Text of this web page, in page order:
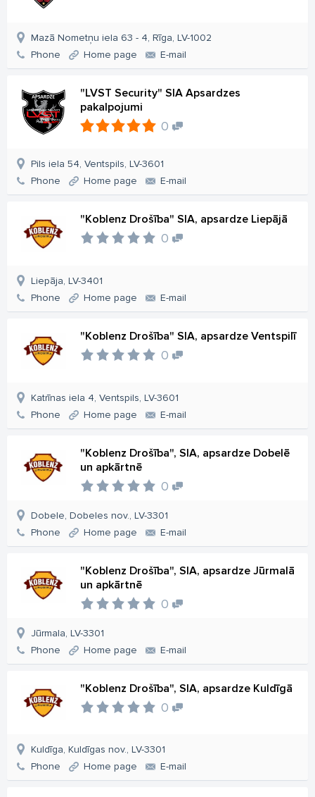
Mazā Nometņu iela 63 - 4, Rīga, LV-1002
Phone
Home page E-mail
"LVST Security" SIA Apsardzes
pakalpojumi
0
Pils iela 54, Ventspils, LV-3601
Phone
Home page E-mail
"Koblenz Drošība" SIA, apsardze Liepājā
0
Liepāja, LV-3401
Phone
Home page E-mail
"Koblenz Drošība" SIA, apsardze Ventspilī
0
Katrīnas iela 4, Ventspils, LV-3601
Phone
Home page E-mail
"Koblenz Drošība", SIA, apsardze Dobelē
un apkārtnē
0
Dobele, Dobeles nov., LV-3301
Phone
Home page E-mail
"Koblenz Drošība", SIA, apsardze Jūrmalā
un apkārtnē
0
Jūrmala, LV-3301
Phone
Home page E-mail
"Koblenz Drošība", SIA, apsardze Kuldīgā
0
Kuldīga, Kuldīgas nov., LV-3301
Phone
Home page E-mail